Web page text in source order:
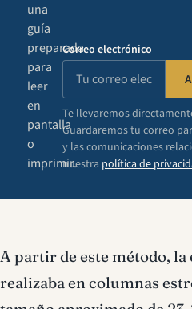
una
guía
preparada
para
leer
en
pantalla
o
imprimir.
Correo electrónico
Te llevaremos
Guardaremos tu correo
y las comunicaciones
nuestra política de
A partir de este método, la
realizaba en columnas